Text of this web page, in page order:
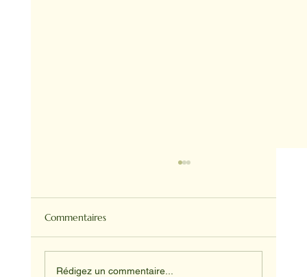
Commentaires
Rédigez un commentaire...